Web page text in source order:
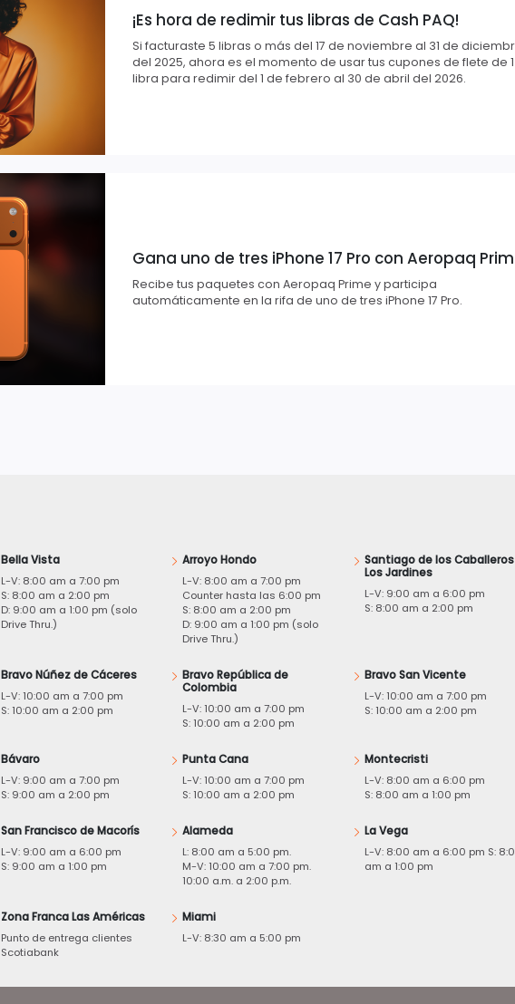
¡Es hora de redimir tus libras de Cash PAQ!
Si facturaste 5 libras o más del 17 de noviembre al 31 de
del 2025, ahora es el momento de usar tus cupones de flete de 1
libra para redimir del 1 de febrero al 30 de abril del 2026.
Gana uno de tres iPhone 17 Pro con Aeropaq
Recibe tus paquetes con Aeropaq Prime y participa
automáticamente en la rifa de uno de tres iPhone 17 Pro.
Bella Vista
L-V: 8:00 am a 7:00 pm
S: 8:00 am a 2:00 pm
D: 9:00 am a 1:00 pm (solo
Drive Thru.)
Arroyo Hondo
L-V: 8:00 am a 7:00 pm
Counter hasta las 6:00 pm
S: 8:00 am a 2:00 pm
D: 9:00 am a 1:00 pm (solo
Drive Thru.)
Santiago de los
Los Jardines
L-V: 9:00 am a 6:00 pm
S: 8:00 am a 2:00 pm
Bravo Núñez de Cáceres
L-V: 10:00 am a 7:00 pm
S: 10:00 am a 2:00 pm
Bravo República de
Colombia
L-V: 10:00 am a 7:00 pm
S: 10:00 am a 2:00 pm
Bravo San Vicente
L-V: 10:00 am a 7:00 pm
S: 10:00 am a 2:00 pm
Bávaro
L-V: 9:00 am a 7:00 pm
S: 9:00 am a 2:00 pm
Punta Cana
L-V: 10:00 am a 7:00 pm
S: 10:00 am a 2:00 pm
Montecristi
L-V: 8:00 am a 6:00 pm
S: 8:00 am a 1:00 pm
San Francisco de Macorís
L-V: 9:00 am a 6:00 pm
S: 9:00 am a 1:00 pm
Alameda
L: 8:00 am a 5:00 pm.
M-V: 10:00 am a 7:00 pm.
10:00 a.m. a 2:00 p.m.
La Vega
L-V: 8:00 am a 6:00 pm S:
am a 1:00 pm
Zona Franca Las Américas
Punto de entrega clientes
Scotiabank
Miami
L-V: 8:30 am a 5:00 pm